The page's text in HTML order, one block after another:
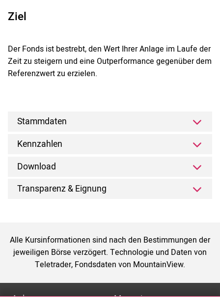
Ziel
Der Fonds ist bestrebt, den Wert Ihrer Anlage im Laufe der
Zeit zu steigern und eine Outperformance gegenüber dem
Referenzwert zu erzielen.
Stammdaten
Kennzahlen
Download
Transparenz & Eignung
Alle Kursinformationen sind nach den Bestimmungen der
jeweiligen Börse verzögert. Technologie und Daten von
Teletrader, Fondsdaten von MountainView.
Anlage Magazin